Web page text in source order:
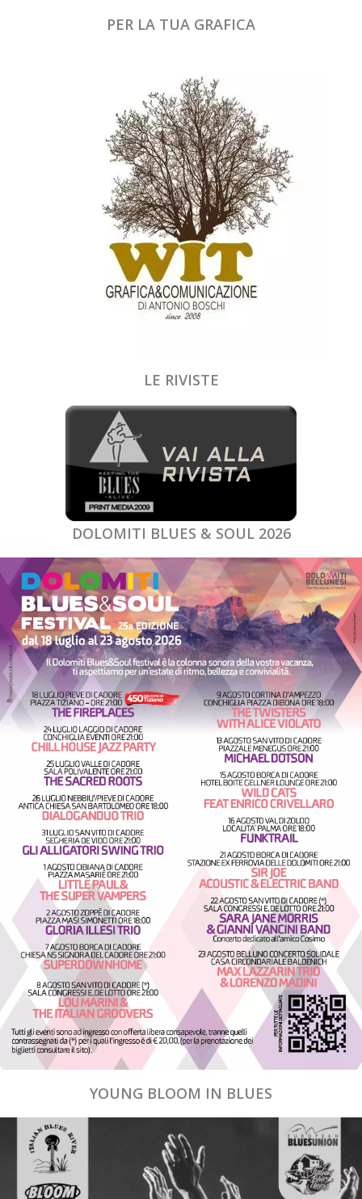
PER LA TUA GRAFICA
LE RIVISTE
DOLOMITI BLUES & SOUL 2026
YOUNG BLOOM IN BLUES